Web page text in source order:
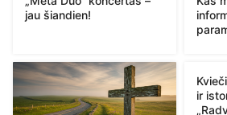
jau šiandien!
ir